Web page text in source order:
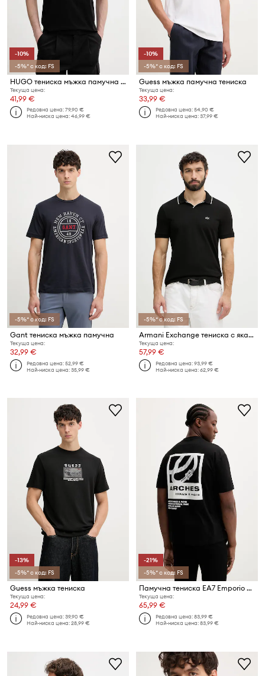
-10%
-5%* с код: FS
HUGO тениска мъжка памучна Dangen
Текуща цена:
41,99 €
Редовна цена:79,90 €
Най-ниска цена:46,99 €
-10%
-5%* с код: FS
Guess мъжка памучна тениска
Текуща цена:
33,99 €
Редовна цена:54,90 €
Най-ниска цена:37,99 €
-5%* с код: FS
Gant тениска мъжка памучна
Текуща цена:
32,99 €
Редовна цена:52,99 €
Най-ниска цена:35,99 €
-5%* с код: FS
Armani Exchange тениска с яка мъжка памучна
Текуща цена:
57,99 €
Редовна цена:93,99 €
Най-ниска цена:62,99 €
-13%
-5%* с код: FS
Guess мъжка тениска
Текуща цена:
24,99 €
Редовна цена:39,90 €
Най-ниска цена:28,99 €
-21%
-5%* с код: FS
Памучна тениска EA7 Emporio Armani
Текуща цена:
65,99 €
Редовна цена:83,99 €
Най-ниска цена:83,99 €